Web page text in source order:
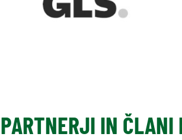
IN ČLANI